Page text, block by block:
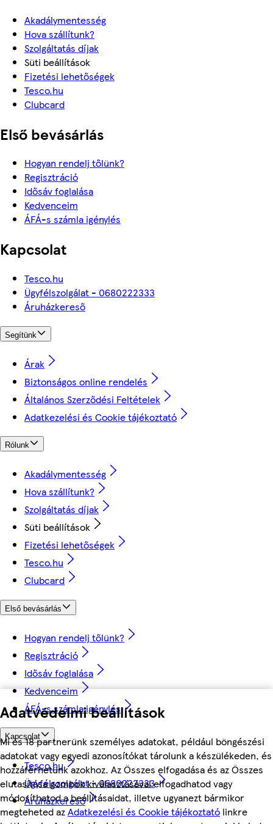
Adatvédelmi beállítások
Mi és 18 partnerünk személyes adatokat, például böngészési
adatokat vagy egyedi azonosítókat tárolunk a készülékeden, és
hozzáférhetünk azokhoz. Az Összes elfogadása és az Összes
elutasítása gombok kiválasztásával elfogadhatod vagy
módosíthatod a beállításaidat, illetve ugyanezt bármikor
megteheted azAdatkezelési és Cookie tájékoztató linkre
Akadálymentesség
Hova szállítunk?
Szolgáltatás díjak
Süti beállítások
Fizetési lehetőségek
Tesco.hu
Clubcard
Első bevásárlás
Hogyan rendelj tőlünk?
Regisztráció
Idősáv foglalása
Kedvenceim
ÁFÁ-s számla igénylés
Kapcsolat
Tesco.hu
Ügyfélszolgálat - 0680222333
Áruházkereső
Segítünk
Árak
Biztonságos online rendelés
Általános Szerződési Feltételek
Adatkezelési és Cookie tájékoztató
Rólunk
Akadálymentesség
Hova szállítunk?
Szolgáltatás díjak
Süti beállítások
Fizetési lehetőségek
Tesco.hu
Clubcard
Első bevásárlás
Hogyan rendelj tőlünk?
Regisztráció
Idősáv foglalása
Kedvenceim
ÁFÁ-s számla igénylés
Kapcsolat
Tesco.hu
Ügyfélszolgálat - 0680222333
Áruházkereső